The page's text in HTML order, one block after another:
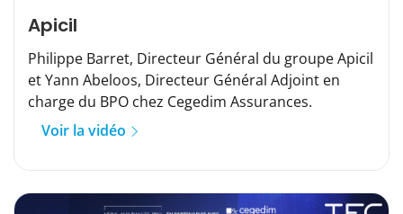
Apicil
Philippe Barret, Directeur Général du groupe Apicil
et Yann Abeloos, Directeur Général Adjoint en
charge du BPO chez Cegedim Assurances.
Voir la vidéo